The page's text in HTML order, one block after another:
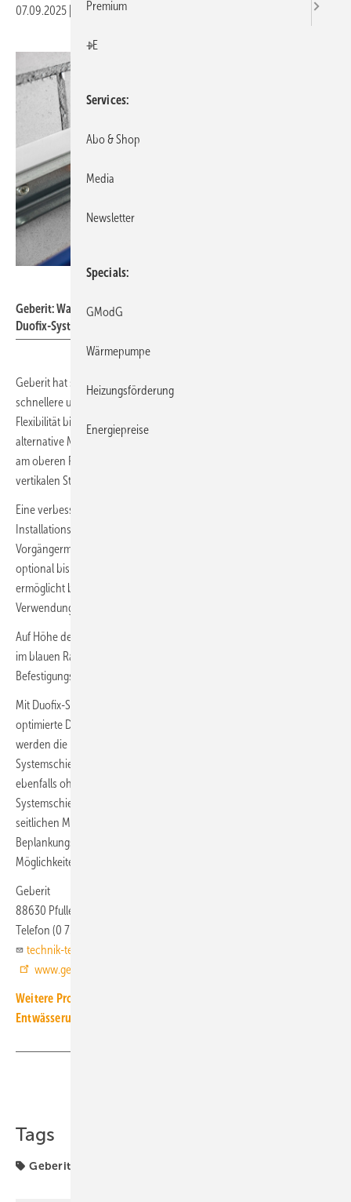
07.09.2025 Veröffentlicht in
Geberit: Wandankerbefestigung über eine 45°-Drehung in der
Duofix-Systemschiene.
Geberit hat sein Duofix-Installationselement
schnellere und einfachere Montage weiterentwickelt. Für mehr
Flexibilität bieten die Vorwandelemente je Seite eine zusätzliche,
alternative Montageposition für den Wandanker und stellen beidseitig
am oberen Rahmenende ausziehbare Laschen zur Befestigung am
vertikalen Ständerwerk zur Verfügung.
Eine verbesserte Konstruktion des Rahmens hat auch die Statik des
Installationselements optimiert. Dadurch ist im Vergleich zum
Vorgängermodell ein höherer Fußbodenaufbau bis 25 cm möglich,
optional bis 45 cm über Fußverlängerung. Die neue Konstruktion
ermöglicht bei allen Montageelementen für Wand-WCs die
Verwendung von WC-Becken mit bis zu 70 cm Ausladung.
Auf Höhe der WC-Befestigung und des Abgangsbogens befinden sich
im blauen Rahmen neue Höhenmarkierungen, um die Ablauf- und
Befestigungshöhen einfacher einmessen und einstellen zu können.
Mit Duofix-Systemschienen und -Systemständern entfaltet das
optimierte Duofix-Element sein volles Potenzial. Zur Bodenbefestigung
werden die Füße des Montageelements werkzeuglos in die
Systemschiene eingeklickt. Die Befestigung des Wandankers erfolgt
ebenfalls ohne Werkzeug mit einer 45°-Drehung in der
Systemschiene. Die ausziehbaren Befestigungslaschen lassen sich zur
seitlichen Montage am Ständerwerk verwenden. Eine optionale
Beplankungsauflage mit Systemschiene und -winkel ergänzt die
Möglichkeiten.
Geberit
88630 Pfullendorf
Telefon (0 75 52) 9 34 10 11
technik-telefon@geberit.com
www.geberit.de
Weitere Produkt-Meldungen zum Thema Installations- und
Entwässerungstechnik
Tags
Geberit
Premium
+E
Services
Abo & Shop
Media
Newsletter
Specials
GModG
Wärmepumpe
Heizungsförderung
Energiepreise